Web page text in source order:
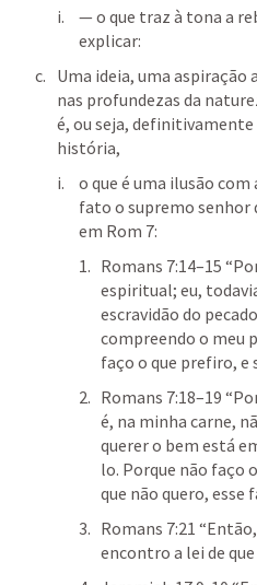
— o que traz à tona a
explicar:
Uma ideia, uma
nas profundezas da
é, ou seja,
história,
o que é uma ilusão com
fato o supremo senhor
em Rom 7:
Romans 7:14–15
espiritual; eu,
escravidão do
compreendo o meu
faço o que prefiro, e
Romans 7:18–19
é, na minha carne,
querer o bem está
lo. Porque não faço
que não quero, esse
Romans 7:21
encontro a lei de